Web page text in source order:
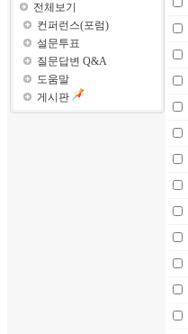
전체보기
컨퍼런스(포럼)
설문투표
질문답변 Q&A
도움말
게시판